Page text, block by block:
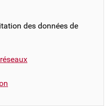
des données de